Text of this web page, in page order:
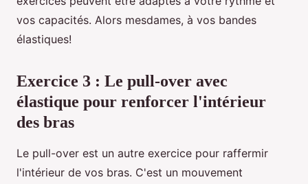
vos capacités. Alors mesdames, à vos bandes
élastiques!
Exercice 3 : Le pull-over avec
élastique pour renforcer l'intérieur
des bras
Le pull-over est un autre exercice pour raffermir
l'intérieur de vos bras. C'est un mouvement